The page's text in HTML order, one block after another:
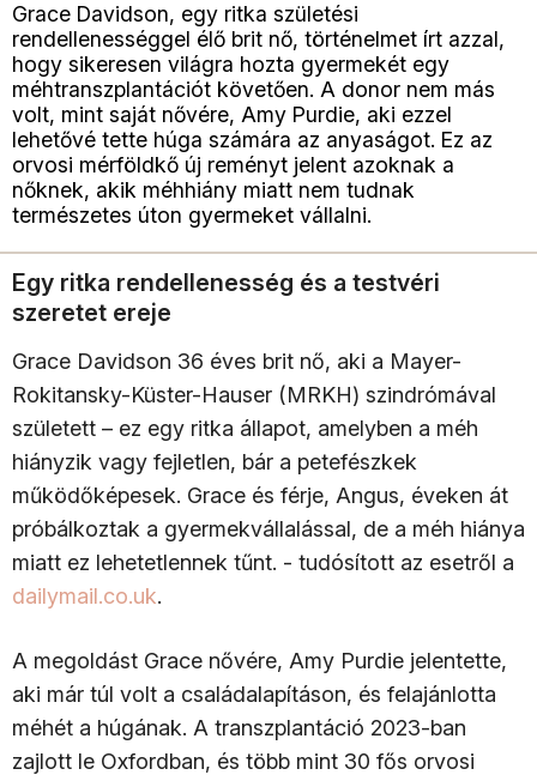
Grace Davidson, egy ritka születési
rendellenességgel élő brit nő, történelmet írt azzal,
hogy sikeresen világra hozta gyermekét egy
méhtranszplantációt követően. A donor nem más
volt, mint saját nővére, Amy Purdie, aki ezzel
lehetővé tette húga számára az anyaságot. Ez az
orvosi mérföldkő új reményt jelent azoknak a
nőknek, akik méhhiány miatt nem tudnak
természetes úton gyermeket vállalni.​
Egy ritka rendellenesség és a testvéri
szeretet ereje
Grace Davidson 36 éves brit nő, aki a Mayer-
Rokitansky-Küster-Hauser (MRKH) szindrómával
született – ez egy ritka állapot, amelyben a méh
hiányzik vagy fejletlen, bár a petefészkek
működőképesek. Grace és férje, Angus, éveken át
próbálkoztak a gyermekvállalással, de a méh hiánya
miatt ez lehetetlennek tűnt.​ - tudósított az esetről a
dailymail.co.uk.
A megoldást Grace nővére, Amy Purdie jelentette,
aki már túl volt a családalapításon, és felajánlotta
méhét a húgának. A transzplantáció 2023-ban
zajlott le Oxfordban, és több mint 30 fős orvosi